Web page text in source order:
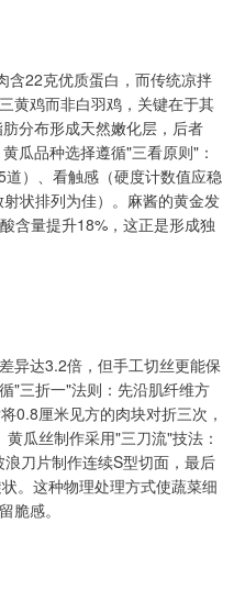
含22克优质蛋白，而传统凉拌
黄鸡而非白羽鸡，关键在于其
分布形成天然嫩化层，后者
瓜品种选择遵循"三看原则"：
）、看触感（硬度计数值应稳
状排列为佳）。麻酱的黄金发
含量提升18%，这正是形成独
异达3.2倍，但手工切丝更能保
"三折一"法则：先沿肌纤维方
0.8厘米见方的肉块对折三次，
瓜丝制作采用"三刀流"技法：
刀片制作连续S型切面，最后
。这种物理处理方式使蔬菜细
脆感。